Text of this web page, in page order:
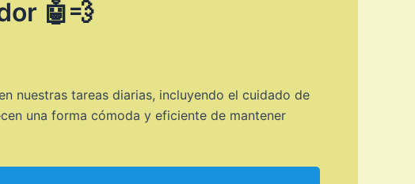
🤖💨
nuestras tareas diarias, incluyendo el cuidado de
una forma cómoda y eficiente de mantener